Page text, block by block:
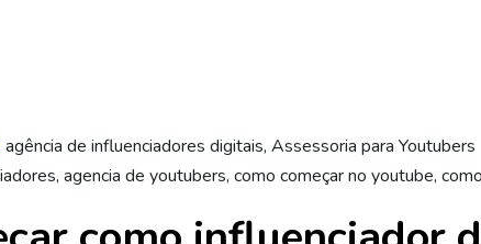
agência de influenciadores digitais, Assessoria para Youtubers
, agencia de youtubers, como começar no youtube,